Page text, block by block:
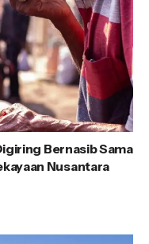
Bernasib Sama
Nusantara